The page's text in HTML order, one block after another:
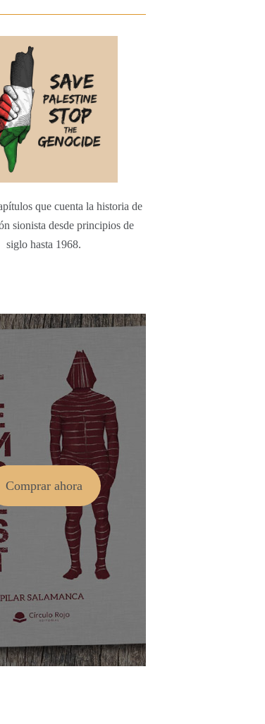
que cuenta la historia de
sionista desde principios de
siglo hasta 1968.
Comprar ahora